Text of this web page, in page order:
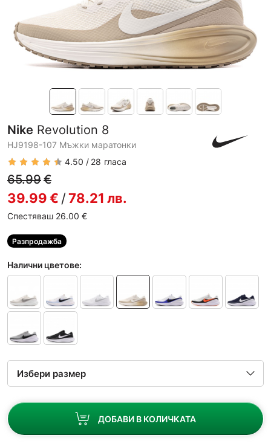
Nike Revolution 8
HJ9198-107 Мъжки маратонки
4.50
28 гласа
65.99€
39.99€ /78.21 лв.
Спестяваш 26.00 €
Разпродажба
Налични цветове:
ДОБАВИ В КОЛИЧКАТА